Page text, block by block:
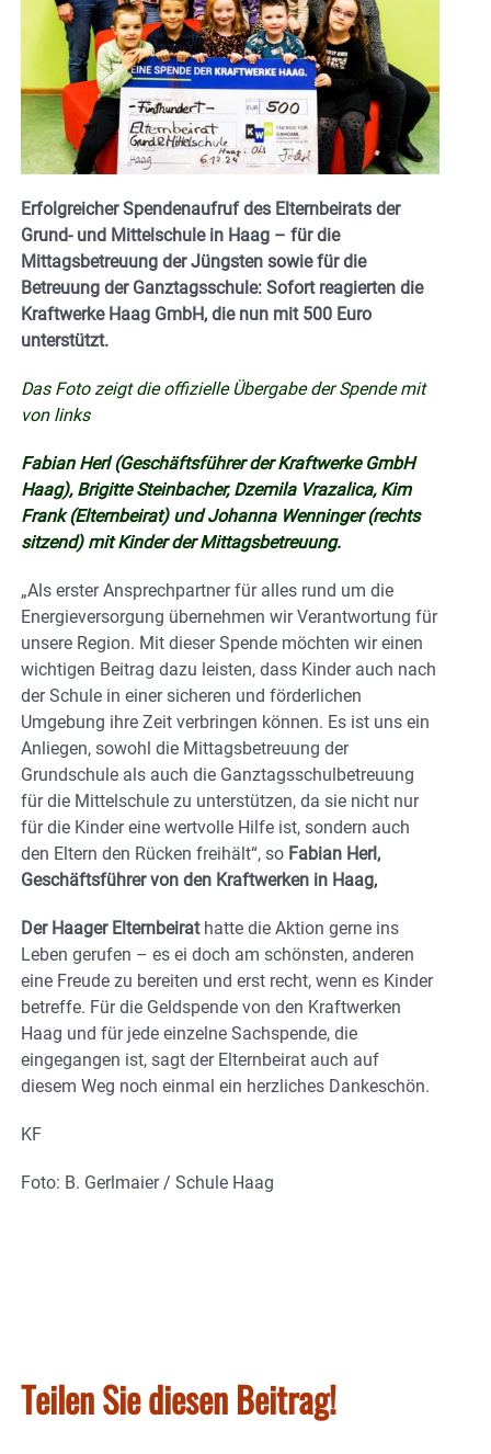
Erfolgreicher Spendenaufruf des Elternbeirats der
Grund- und Mittelschule in Haag – für die
Mittagsbetreuung der Jüngsten sowie für die
Betreuung der Ganztagsschule: Sofort reagierten die
Kraftwerke Haag GmbH, die nun mit 500 Euro
unterstützt.
Das Foto zeigt die offizielle Übergabe der Spende mit
von links
Fabian Herl (Geschäftsführer der Kraftwerke GmbH
Haag), Brigitte Steinbacher, Dzemila Vrazalica, Kim
Frank (Elternbeirat) und Johanna Wenninger (rechts
sitzend) mit Kinder der Mittagsbetreuung.
„Als erster Ansprechpartner für alles rund um die
Energieversorgung übernehmen wir Verantwortung für
unsere Region. Mit dieser Spende möchten wir einen
wichtigen Beitrag dazu leisten, dass Kinder auch nach
der Schule in einer sicheren und förderlichen
Umgebung ihre Zeit verbringen können. Es ist uns ein
Anliegen, sowohl die Mittagsbetreuung der
Grundschule als auch die Ganztagsschulbetreuung
für die Mittelschule zu unterstützen, da sie nicht nur
für die Kinder eine wertvolle Hilfe ist, sondern auch
den Eltern den Rücken freihält“, so Fabian Herl,
Geschäftsführer von den Kraftwerken in Haag,
Der Haager Elternbeirathatte die Aktion gerne ins
Leben gerufen – es ei doch am schönsten, anderen
eine Freude zu bereiten und erst recht, wenn es Kinder
betreffe. Für die Geldspende von den Kraftwerken
Haag und für jede einzelne Sachspende, die
eingegangen ist, sagt der Elternbeirat auch auf
diesem Weg noch einmal ein herzliches Dankeschön.
KF
Foto: B. Gerlmaier / Schule Haag
Teilen Sie diesen Beitrag!